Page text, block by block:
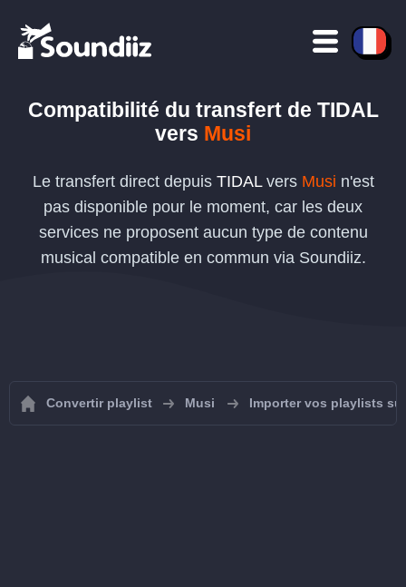
Compatibilité du transfert de TIDAL
vers Musi
Le transfert direct depuis TIDALvers Musi n'est
pas disponible pour le moment, car les deux
services ne proposent aucun type de contenu
musical compatible en commun via Soundiiz.
Convertir playlist Musi Importer vos playlists